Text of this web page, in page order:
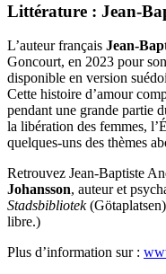
Littérature : Jean-
L’auteur français Jean-
Goncourt, en 2023 pour
disponible en version
Cette histoire d’amour
pendant une grande partie
la libération des femmes,
quelques-uns des thèmes
Retrouvez Jean-Baptiste
Johansson, auteur et
Stadsbibliotek
libre.)
Plus d’information sur :